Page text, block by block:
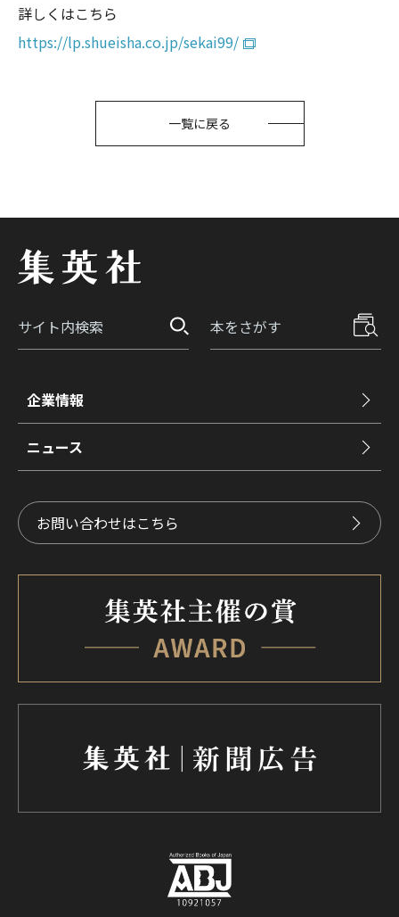
詳しくはこちら
https://lp.shueisha.co.jp/sekai99/
一覧に戻る
企業情報
ニュース
お問い合わせはこちら